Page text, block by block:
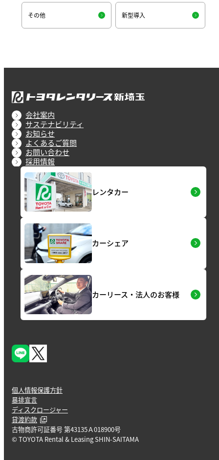
その他 新型導入
会社案内
サステナビリティ
お知らせ
よくあるご質問
お問い合わせ
採用情報
レンタカー
カーシェア
カーリース・法人のお客様
個人情報保護方針
暴排宣言
ディスクロージャー
貸渡約款
古物商許可証番号 第43135Ａ018900号
© TOYOTA Rental & Leasing SHIN-SAITAMA